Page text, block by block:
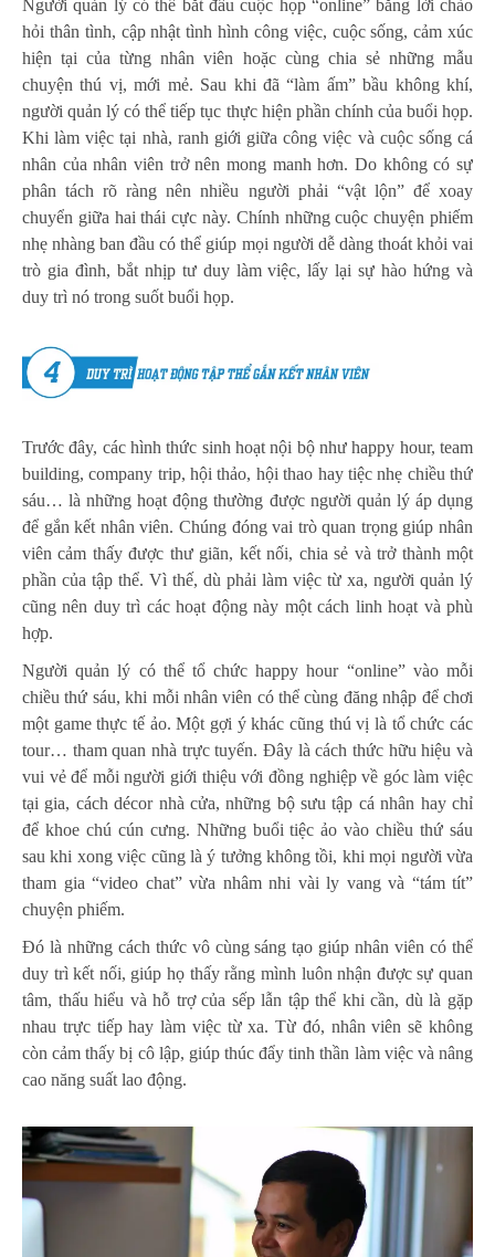
Người quản lý có thể bắt đầu cuộc họp “online” bằng lời chào
hỏi thân tình, cập nhật tình hình công việc, cuộc sống, cảm xúc
hiện tại của từng nhân viên hoặc cùng chia sẻ những mẫu
chuyện thú vị, mới mẻ. Sau khi đã “làm ấm” bầu không khí,
người quản lý có thể tiếp tục thực hiện phần chính của buổi họp.
Khi làm việc tại nhà, ranh giới giữa công việc và cuộc sống cá
nhân của nhân viên trở nên mong manh hơn. Do không có sự
phân tách rõ ràng nên nhiều người phải “vật lộn” để xoay
chuyển giữa hai thái cực này. Chính những cuộc chuyện phiếm
nhẹ nhàng ban đầu có thể giúp mọi người dễ dàng thoát khỏi vai
trò gia đình, bắt nhịp tư duy làm việc, lấy lại sự hào hứng và
duy trì nó trong suốt buổi họp.
Trước đây, các hình thức sinh hoạt nội bộ như happy hour, team
building, company trip, hội thảo, hội thao hay tiệc nhẹ chiều thứ
sáu… là những hoạt động thường được người quản lý áp dụng
để gắn kết nhân viên. Chúng đóng vai trò quan trọng giúp nhân
viên cảm thấy được thư giãn, kết nối, chia sẻ và trở thành một
phần của tập thể. Vì thế, dù phải làm việc từ xa, người quản lý
cũng nên duy trì các hoạt động này một cách linh hoạt và phù
hợp.
Người quản lý có thể tổ chức happy hour “online” vào mỗi
chiều thứ sáu, khi mỗi nhân viên có thể cùng đăng nhập để chơi
một game thực tế ảo. Một gợi ý khác cũng thú vị là tổ chức các
tour… tham quan nhà trực tuyến. Đây là cách thức hữu hiệu và
vui vẻ để mỗi người giới thiệu với đồng nghiệp về góc làm việc
tại gia, cách décor nhà cửa, những bộ sưu tập cá nhân hay chỉ
để khoe chú cún cưng. Những buổi tiệc ảo vào chiều thứ sáu
sau khi xong việc cũng là ý tưởng không tồi, khi mọi người vừa
tham gia “video chat” vừa nhâm nhi vài ly vang và “tám tít”
chuyện phiếm.
Đó là những cách thức vô cùng sáng tạo giúp nhân viên có thể
duy trì kết nối, giúp họ thấy rằng mình luôn nhận được sự quan
tâm, thấu hiểu và hỗ trợ của sếp lẫn tập thể khi cần, dù là gặp
nhau trực tiếp hay làm việc từ xa. Từ đó, nhân viên sẽ không
còn cảm thấy bị cô lập, giúp thúc đẩy tinh thần làm việc và nâng
cao năng suất lao động.